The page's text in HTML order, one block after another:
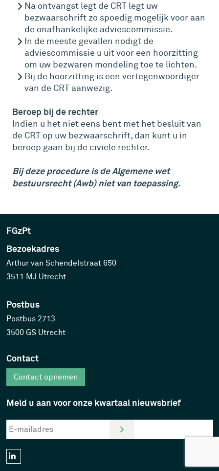
Na ontvangst legt de CRT legt uw
bezwaarschrift zo spoedig mogelijk voor aan
de onafhankelijke adviescommissie.
In de meeste gevallen nodigt de
adviescommissie u uit voor een hoorzitting
om uw bezwaren mondeling toe te lichten.
Bij de hoorzitting is een vertegenwoordiger
van de CRT aanwezig.
Beroep bij de rechter
Indien u het niet eens bent met het besluit van
de CRT op uw bezwaarschrift, dan kunt u in
beroep gaan bij de civiele rechter.
Bij deze procedure is de Algemene wet
bestuursrecht (Awb) niet van toepassing.
FGzPt
Bezoekadres
Arthur van Schendelstraat 650
3511 MJ Utrecht
Postbus
Postbus 2713
3500 GS Utrecht
Contact
Contact opnemen
Meld u aan voor onze kwartaal nieuwsbrief